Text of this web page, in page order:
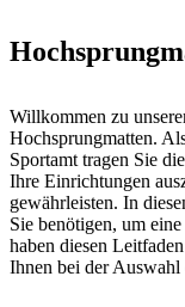
Willkommen zu
Hochsprungmatten.
Sportamt tragen Sie
Ihre Einrichtungen
gewährleisten. In
Sie benötigen, um
haben diesen
Ihnen bei der Auswahl